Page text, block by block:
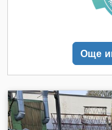
Още